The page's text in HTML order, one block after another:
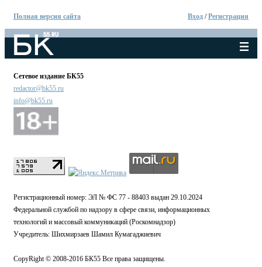
Полная версия сайта Вход /Регистрация
Сетевое издание БК55
redactor@bk55.ru
info@bk55.ru
Регистрационный номер: ЭЛ № ФС 77 - 88403 выдан 29.10.2024
Федеральной службой по надзору в сфере связи, информационных
технологий и массовый коммуникаций (Роскомнадзор)
Учредитель: Шихмирзаев Шамил Кумагаджиевич
CopyRight © 2008-2016 БК55 Все права защищены.